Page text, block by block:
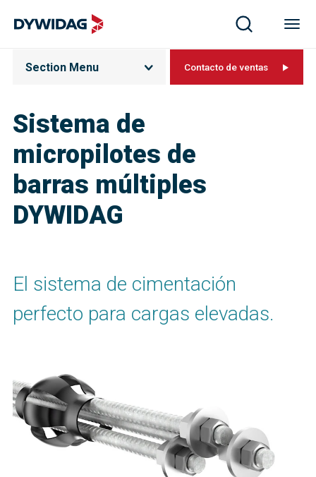
Sistema de
micropilotes de
barras múltiples
DYWIDAG
Section Menu Contacto de ventas
El sistema de cimentación
perfecto para cargas elevadas.